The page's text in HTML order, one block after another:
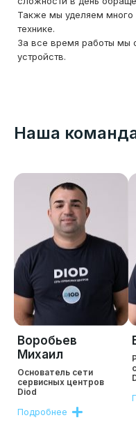
Также мы уделяем
технике.
За все время работы мы
устройств.
Наша
Воробьев
Михаил
Основатель сети
сервисных центров
Diod
Подробнее